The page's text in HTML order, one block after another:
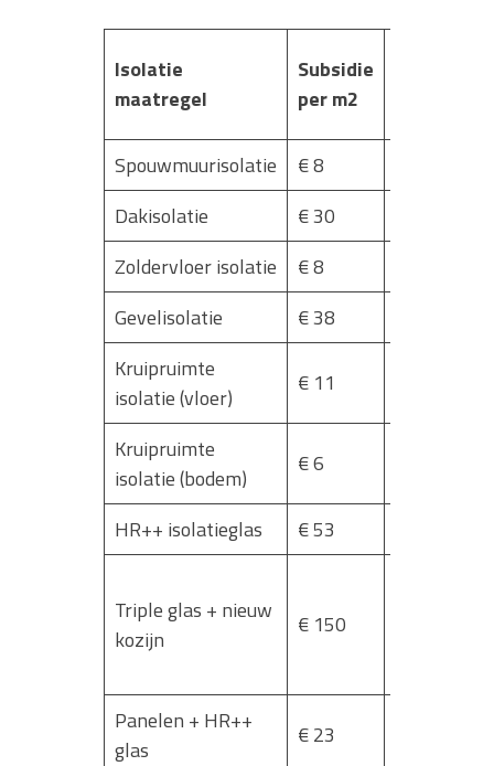
Isolatie
maatregel
Subsidie
per m2
Spouwmuurisolatie
€ 8
Dakisolatie
€ 30
Zoldervloer isolatie
€ 8
Gevelisolatie
€ 38
Kruipruimte
isolatie (vloer)
€ 11
Kruipruimte
isolatie (bodem)
€ 6
HR++ isolatieglas € 53
Triple glas + nieuw
kozijn
€ 150
Panelen + HR++
glas
€ 23